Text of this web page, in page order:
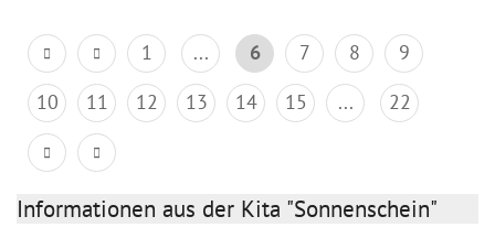
1 ... 6 7 8
9
10
11 12 13 14 15 ... 22
Informationen aus der Kita "Sonnenschein"